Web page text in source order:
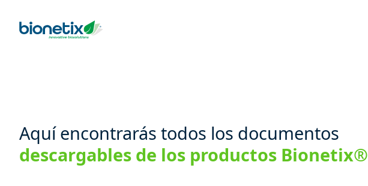
Aquí encontrarás todos los documentos
descargables de los productos Bionetix®